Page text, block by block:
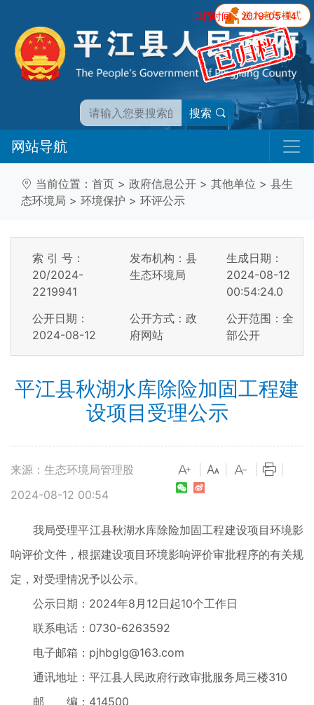
归档时间：2019-05-14
搜索
网站导航
当前位置： 首页 > 政府信息公开 > 其他单位 > 县生
态环境局 > 环境保护 > 环评公示
索 引 号：
20/2024-
2219941
发布机构：县
生态环境局
生成日期：
2024-08-12
00:54:24.0
公开日期：
2024-08-12
公开方式：政
府网站
公开范围：全
部公开
平江县秋湖水库除险加固工程建
设项目受理公示
来源：生态环境局管理股
2024-08-12 00:54
我局受理平江县秋湖水库除险加固工程建设项目环境影
响评价文件，根据建设项目环境影响评价审批程序的有关规
定，对受理情况予以公示。
公示日期：2024年8月12日起10个工作日
联系电话：0730-6263592
电子邮箱：pjhbglg@163.com
通讯地址：平江县人民政府行政审批服务局三楼310
邮 编：414500